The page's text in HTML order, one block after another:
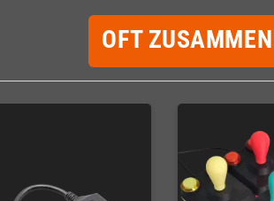
OFT